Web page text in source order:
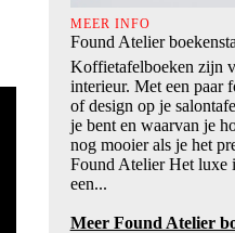
MEER INFO
Found Atelier
Koffietafelboeken zijn
interieur. Met een paar
of design op je
je bent en waarvan je
nog mooier als je het
Found Atelier Het luxe
een...
Meer Found Atelier